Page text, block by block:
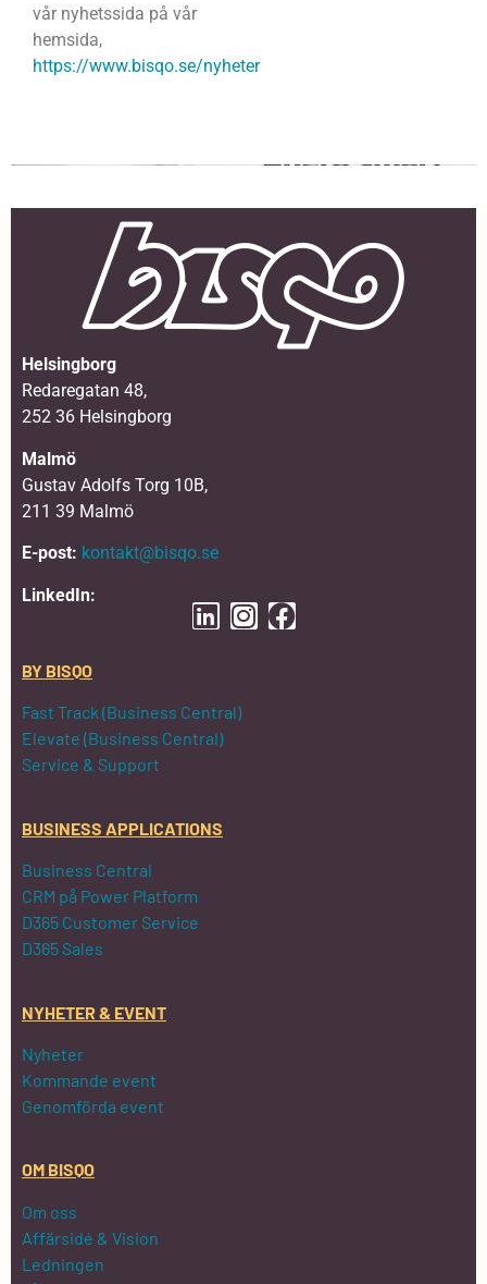
vår nyhetssida på vår
hemsida,
https://www.bisqo.se/nyheter
Helsingborg
Redaregatan 48,
252 36 Helsingborg
Malmö
Gustav Adolfs Torg 10B,
211 39 Malmö
E-post: kontakt@bisqo.se
LinkedIn:
BY BISQO
Fast Track (Business Central)
Elevate (Business Central)
Service & Support
BUSINESS APPLICATIONS
Business Central
CRM på Power Platform
D365 Customer Service
D365 Sales
NYHETER & EVENT
Nyheter
Kommande event
Genomförda event
OM BISQO
Om oss
Affärsidé & Vision
Ledningen